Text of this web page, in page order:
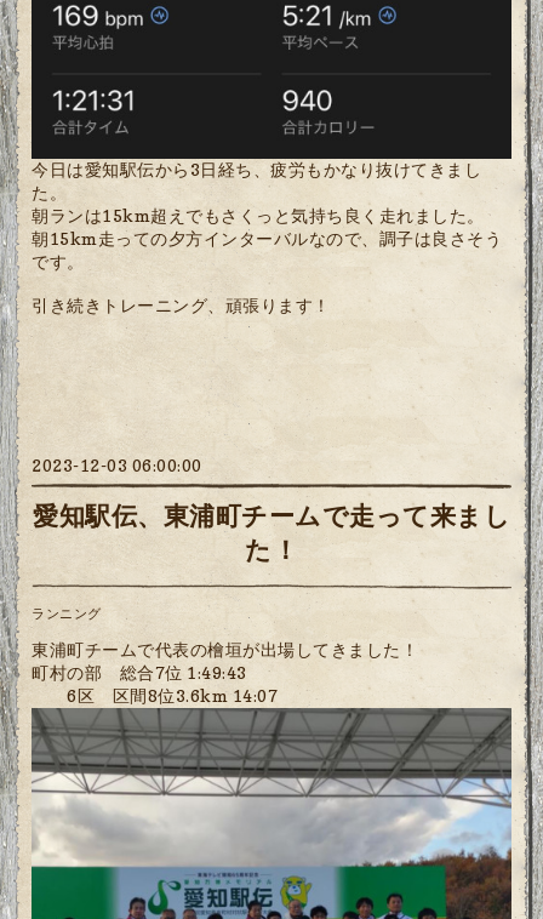
今日は愛知駅伝から3日経ち、疲労もかなり抜けてきまし
た。
朝ランは15km超えでもさくっと気持ち良く走れました。
朝15km走っての夕方インターバルなので、調子は良さそう
です。
引き続きトレーニング、頑張ります！
2023-12-03 06:00:00
愛知駅伝、東浦町チームで走って来まし
た！
ランニング
東浦町チームで代表の檜垣が出場してきました！
町村の部 総合7位 1:49:43
6区 区間8位3.6km 14:07